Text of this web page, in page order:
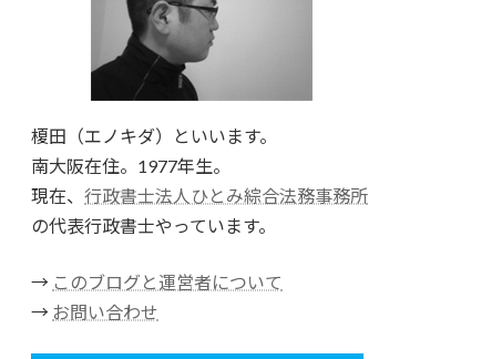
榎田（エノキダ）といいます。
南大阪在住。1977年生。
現在、行政書士法人ひとみ綜合法務事務所
の代表行政書士やっています。
→ このブログと運営者について
→ お問い合わせ